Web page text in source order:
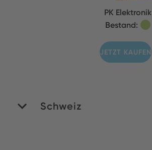
PK Elektronik
Bestand:
JETZT KAUFEN
Schweiz